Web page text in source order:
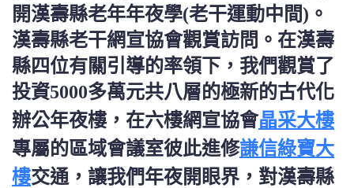
開漢壽縣老年年夜學(老干運動中間)。
漢壽縣老干網宣協會觀賞訪問。在漢壽
縣四位有關引導的率領下，我們觀賞了
投資5000多萬元共八層的極新的古代化
辦公年夜樓，在六樓網宣協會晶采大樓
專屬的區域會議室彼此進修謙信綠寶大
樓交通，讓我們年夜開眼界，對漢壽縣